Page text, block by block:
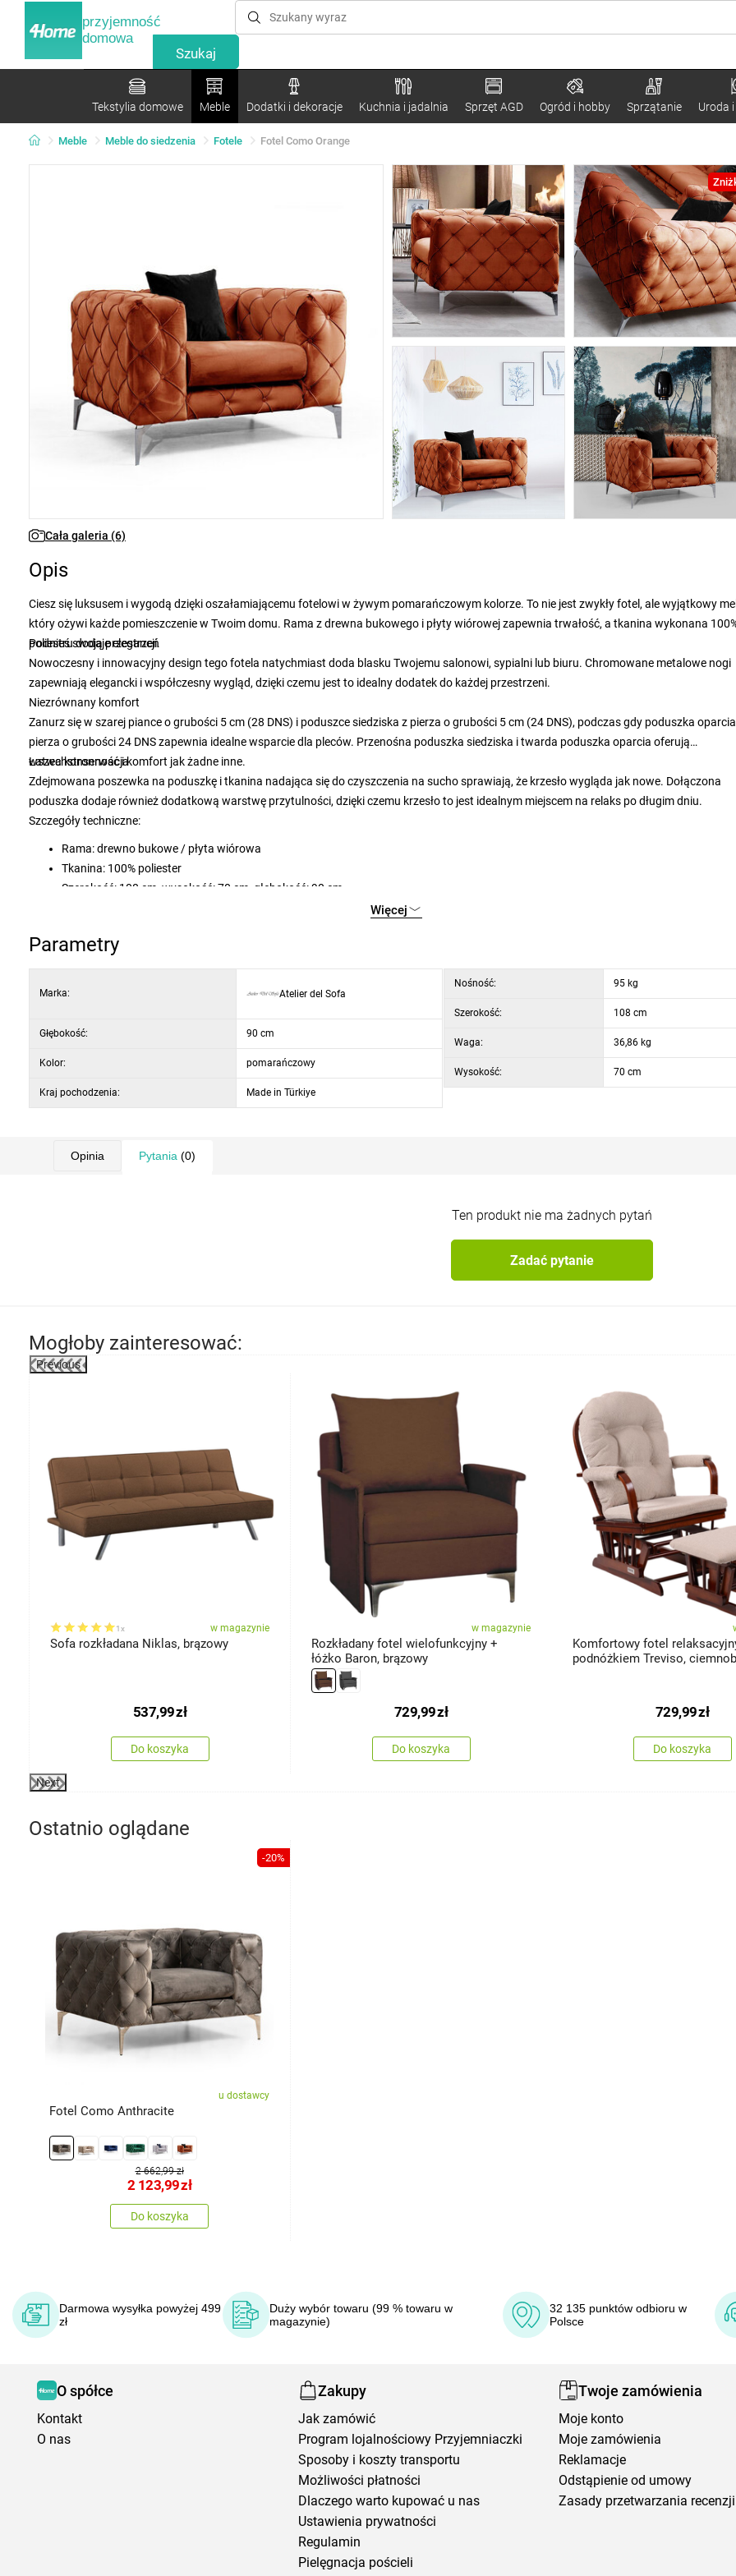
przyjemność
domowa
Tekstylia domowe Meble Dodatki i dekoracje Kuchnia i jadalnia Sprzęt AGD Ogród i hobby Sprzątanie Uroda
Meble Meble do siedzenia Fotele Fotel Como Orange
Cała galeria (6)
Opis
Ciesz się luksusem i wygodą dzięki oszałamiającemu fotelowi w żywym pomarańczowym kolorze. To nie jest zwykły fotel, ale wyjątkowy
który ożywi każde pomieszczenie w Twoim domu. Rama z drewna bukowego i płyty wiórowej zapewnia trwałość, a tkanina wykonana
poliestru dodaje elegancji.
Podnieś swoją przestrzeń
Nowoczesny i innowacyjny design tego fotela natychmiast doda blasku Twojemu salonowi, sypialni lub biuru. Chromowane metalowe nogi
zapewniają elegancki i współczesny wygląd, dzięki czemu jest to idealny dodatek do każdej przestrzeni.
Niezrównany komfort
Zanurz się w szarej piance o grubości 5 cm (28 DNS) i poduszce siedziska z pierza o grubości 5 cm (24 DNS), podczas gdy poduszka
pierza o grubości 24 DNS zapewnia idealne wsparcie dla pleców. Przenośna poduszka siedziska i twarda poduszka oparcia oferują
wszechstronność i komfort jak żadne inne.
Łatwa konserwacja
Zdejmowana poszewka na poduszkę i tkanina nadająca się do czyszczenia na sucho sprawiają, że krzesło wygląda jak nowe. Dołączona
poduszka dodaje również dodatkową warstwę przytulności, dzięki czemu krzesło to jest idealnym miejscem na relaks po długim dniu.
Szczegóły techniczne:
Rama: drewno bukowe / płyta wiórowa
Tkanina: 100% poliester
Szerokość: 108 cm, wysokość: 70 cm, głębokość: 90 cm
Grubość poduszki siedziska: 15 cm
Wysokość oparcia: 70 cm
Rozmiar oparcia: Głębokość: 90 cm, Szerokość: 27 cm
Rozmiar poduszki: 45 cm x 45 cm
Więcej
Parametry
Marka: Atelier del Sofa
Głębokość: 90 cm
Kolor: pomarańczowy
Kraj pochodzenia: Made in Türkiye
Nośność: 95 kg
Szerokość: 108 cm
Waga: 36,86 kg
Wysokość: 70 cm
Opinia Pytania (0)
Ten produkt nie ma żadnych pytań
Zadać pytanie
Mogłoby zainteresować:
Previous
1x w magazynie
Sofa rozkładana Niklas, brązowy
537,99zł
Do koszyka
w magazynie
Rozkładany fotel wielofunkcyjny +
łóżko Baron, brązowy
729,99zł
Do koszyka
Komfortowy fotel
podnóżkiem Treviso,
729,99zł
Do koszyka
Next
Ostatnio oglądane
-20%
u dostawcy
Fotel Como Anthracite
2 662,99 zł
2 123,99zł
Do koszyka
Darmowa wysyłka powyżej 499
zł
Duży wybór towaru (99 % towaru w
magazynie)
32 135 punktów odbioru w
Polsce
O spółce
Kontakt
O nas
Zakupy
Jak zamówić
Program lojalnościowy Przyjemniaczki
Sposoby i koszty transportu
Możliwości płatności
Dlaczego warto kupować u nas
Ustawienia prywatności
Regulamin
Pielęgnacja pościeli
Twoje zamówienia
Moje konto
Moje zamówienia
Reklamacje
Odstąpienie od umowy
Zasady przetwarzania recenzji